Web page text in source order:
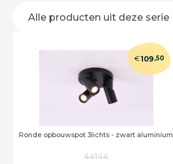
Alle producten uit deze serie
Ronde opbouwspot 3lichts - zwart aluminium
€109,50
44144